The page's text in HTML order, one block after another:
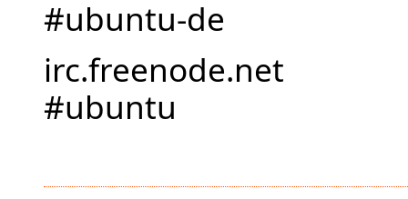
#ubuntu-de
irc.freenode.net
#ubuntu